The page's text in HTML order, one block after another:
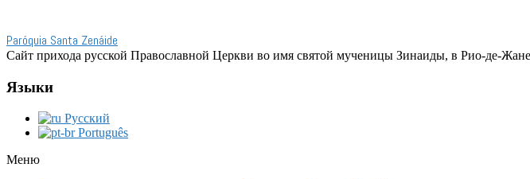
Paróquia Santa Zenáide
Сайт прихода русской Православной Церкви во имя святой мученицы Зинаиды, в Рио-де-
Языки
Русский
Português
Меню